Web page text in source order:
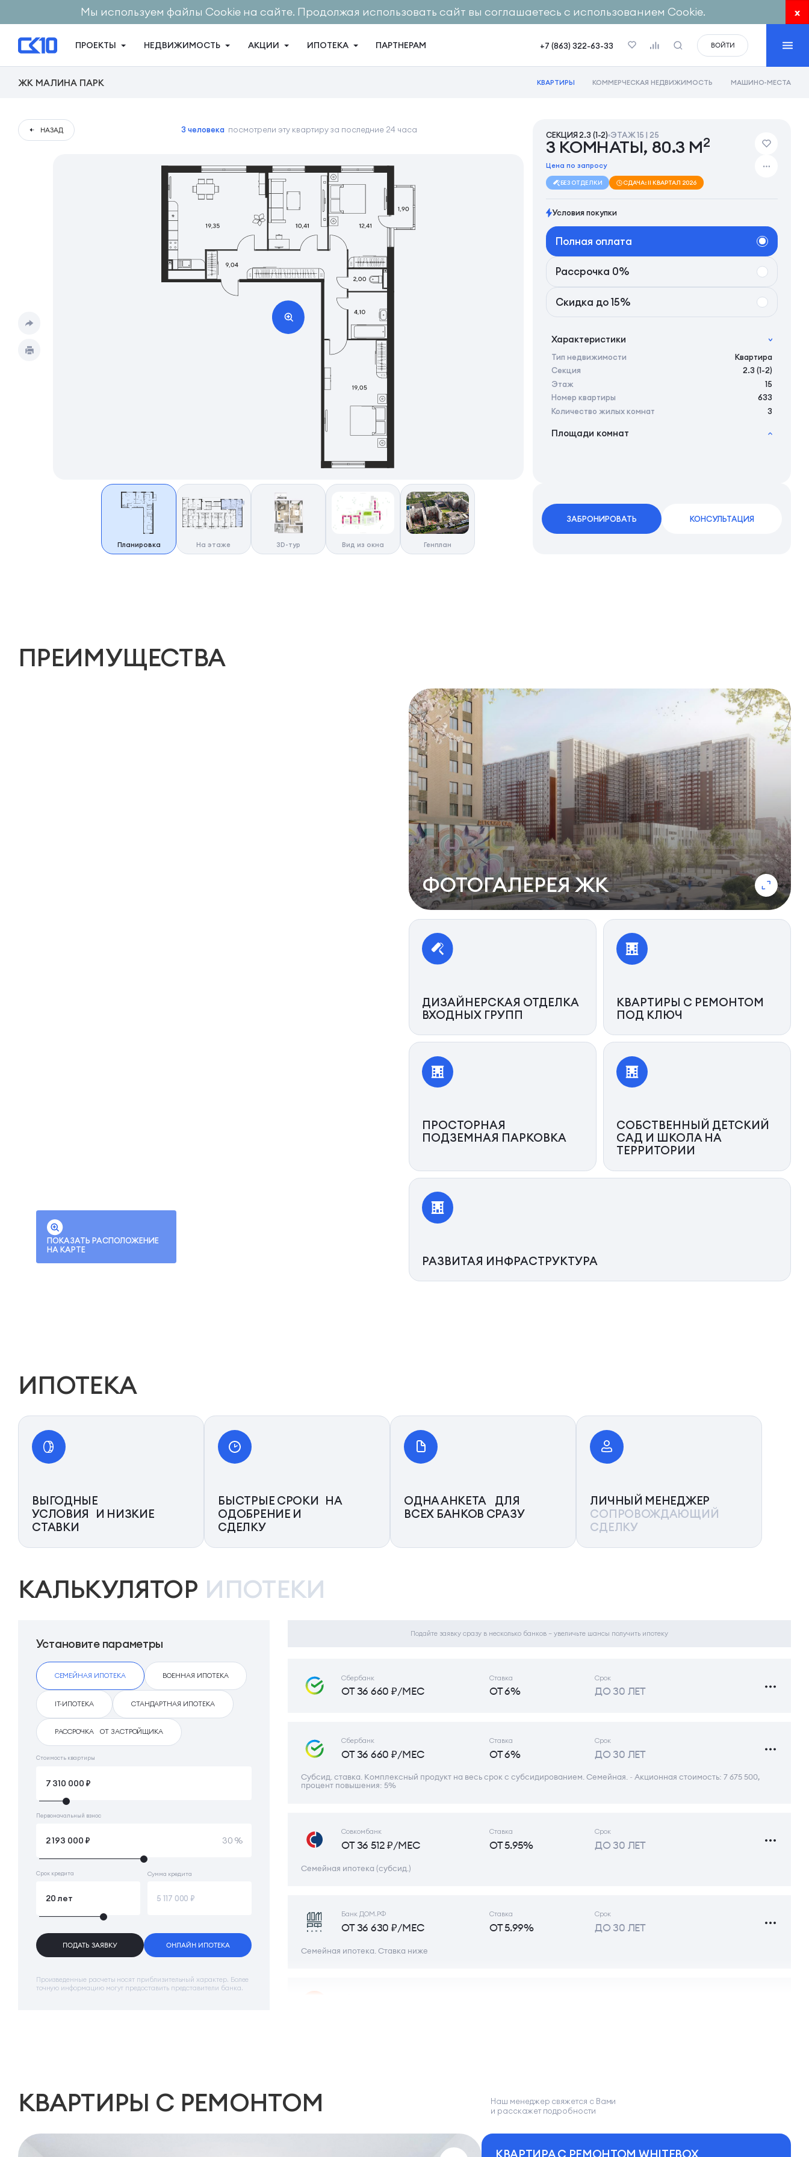
Мы используем файлы Cookie на сайте. Продолжая использовать сайт вы соглашаетесь с использованием Cookie. x
ПРОЕКТЫ НЕДВИЖИМОСТЬ АКЦИИ ИПОТЕКА ПАРТНЕРАМ +7 (863) 322-63-33 ВОЙТИ
ЖК МАЛИНА ПАРК КВАРТИРЫ КОММЕРЧЕСКАЯ НЕДВИЖИМОСТЬ МАШИНО-МЕСТА
НАЗАД 3 человека посмотрели эту квартиру за последние 24 часа
Планировка На этаже 3D-тур Вид из окна Генплан
СЕКЦИЯ 2.3 (1-2) ЭТАЖ 15 | 25
3 КОМНАТЫ, 80.3 М2
Цена по запросу
БЕЗ ОТДЕЛКИ СДАЧА: II КВАРТАЛ 2026
Условия покупки
Полная оплата
Рассрочка 0%
Скидка до 15%
Характеристики
Тип недвижимости
Квартира
Секция
2.3 (1-2)
Этаж
15
Номер квартиры
633
Количество жилых комнат
3
Площади комнат
Площадь балконов
Площадь комнат 10,41/12,41/19,05 м
ЗАБРОНИРОВАТЬ КОНСУЛЬТАЦИЯ
ПРЕИМУЩЕСТВА
ПОКАЗАТЬ РАСПОЛОЖЕНИЕ
НА КАРТЕ
ФОТОГАЛЕРЕЯ ЖК
ДИЗАЙНЕРСКАЯ ОТДЕЛКА
ВХОДНЫХ ГРУПП
КВАРТИРЫ С РЕМОНТОМ
ПОД КЛЮЧ
ПРОСТОРНАЯ
ПОДЗЕМНАЯ ПАРКОВКА
СОБСТВЕННЫЙ ДЕТСКИЙ
САД И ШКОЛА НА
ТЕРРИТОРИИ
РАЗВИТАЯ ИНФРАСТРУКТУРА
ИПОТЕКА
ВЫГОДНЫЕ
УСЛОВИЯ И НИЗКИЕ
СТАВКИ
БЫСТРЫЕ СРОКИ НА
ОДОБРЕНИЕ И
СДЕЛКУ
ОДНА АНКЕТА ДЛЯ
ВСЕХ БАНКОВ СРАЗУ
ЛИЧНЫЙ МЕНЕДЖЕР
СОПРОВОЖДАЮЩИЙ
СДЕЛКУ
КАЛЬКУЛЯТОР ИПОТЕКИ
Установите параметры
СЕМЕЙНАЯ ИПОТЕКА ВОЕННАЯ ИПОТЕКА
IT-ИПОТЕКА СТАНДАРТНАЯ ИПОТЕКА
РАССРОЧКА ОТ ЗАСТРОЙЩИКА
Стоимость квартиры
Первоначальный взнос
30 %
Срок кредита Сумма кредита
ПОДАТЬ ЗАЯВКУ ОНЛАЙН ИПОТЕКА
Произведенные расчеты носят приблизительный характер. Более
точную информацию могут предоставить представители банка.
Подайте заявку сразу в несколько банков – увеличьте шансы получить ипотеку
Сбербанк
ОТ 36 660 ₽/МЕС
Ставка
ОТ 6%
Срок
ДО 30 ЛЕТ
Сбербанк
ОТ 36 660 ₽/МЕС
Ставка
ОТ 6%
Срок
ДО 30 ЛЕТ
Субсид. ставка. Комплексный продукт на весь срок с субсидированием. Семейная. ~ Акционная стоимость: 7 675 500,
процент повышения: 5%
Совкомбанк
ОТ 36 512 ₽/МЕС
Ставка
ОТ 5.95%
Срок
ДО 30 ЛЕТ
Семейная ипотека (субсид.)
Банк ДОМ.РФ
ОТ 36 630 ₽/МЕС
Ставка
ОТ 5.99%
Срок
ДО 30 ЛЕТ
Семейная ипотека. Ставка ниже
ОТ 36 072 ₽/МЕС ОТ 5.8% ДО 30 ЛЕТ
КВАРТИРЫ С РЕМОНТОМ
Наш менеджер свяжется с Вами
и расскажет подробности
КВАРТИРА С РЕМОНТОМ WHITEBOX